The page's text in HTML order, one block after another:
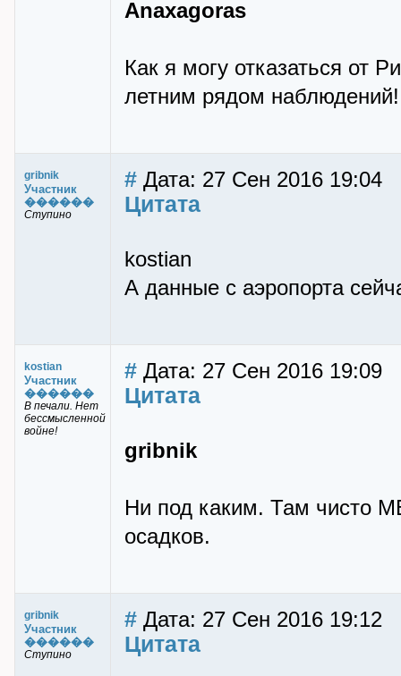
Anaxagoras
Как я могу отказаться от
летним рядом наблюдений!
gribnik
Участник
������
Ступино
# Дата: 27 Сен 2016 19:04
Цитата
kostian
А данные с аэропорта
kostian
Участник
������
В печали. Нет
бессмысленной
войне!
# Дата: 27 Сен 2016 19:09
Цитата
gribnik
Ни под каким. Там чисто
осадков.
gribnik
Участник
������
Ступино
# Дата: 27 Сен 2016 19:12
Цитата